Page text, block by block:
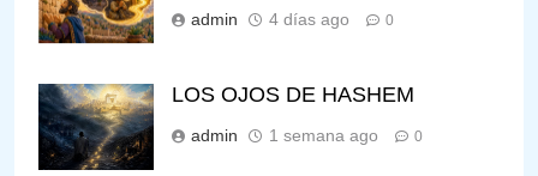
admin 4 días ago 0
LOS OJOS DE HASHEM
admin 1 semana ago 0